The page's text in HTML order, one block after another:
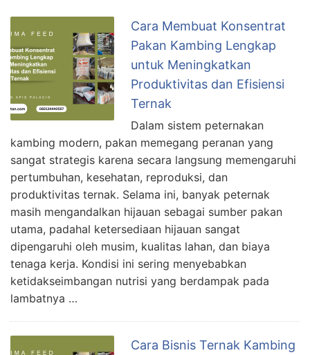
Cara Membuat Konsentrat
Pakan Kambing Lengkap
untuk Meningkatkan
Produktivitas dan Efisiensi
Ternak
Dalam sistem peternakan
kambing modern, pakan memegang peranan yang
sangat strategis karena secara langsung memengaruhi
pertumbuhan, kesehatan, reproduksi, dan
produktivitas ternak. Selama ini, banyak peternak
masih mengandalkan hijauan sebagai sumber pakan
utama, padahal ketersediaan hijauan sangat
dipengaruhi oleh musim, kualitas lahan, dan biaya
tenaga kerja. Kondisi ini sering menyebabkan
ketidakseimbangan nutrisi yang berdampak pada
lambatnya …
Cara Bisnis Ternak Kambing